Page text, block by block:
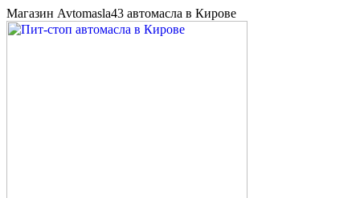
Магазин Avtomasla43 автомасла в Кирове